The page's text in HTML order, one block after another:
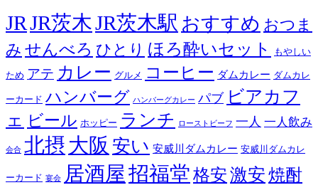
JRJR茨木JR茨木駅 おすすめ おつま
み せんべろ ひとり ほろ酔いセット もやしい
ため アテ カレー グルメ コーヒー ダムカレー ダムカレ
ーカード ハンバーグ ハンバーグカレー パブ ビアカフ
ェ ビール ホッピー ランチ ローストビーフ 一人 一人飲み
会合 北摂 大阪 安い 安威川ダムカレー 安威川ダムカレ
ーカード 宴会 居酒屋招福堂格安激安焼酎